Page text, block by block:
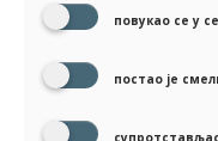
повукао се у
постао је